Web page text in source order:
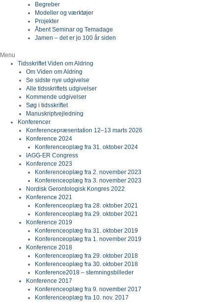
Begreber
Modeller og værktøjer
Projekter
Åbent Seminar og Temadage
Jamen – det er jo 100 år siden
Menu
Tidsskriftet Viden om Aldring
Om Viden om Aldring
Se sidste nye udgivelse
Alle tidsskriftets udgivelser
Kommende udgivelser
Søg i tidsskriftet
Manuskriptvejledning
Konferencer
Konferencepræsentation 12–13 marts 2026
Konference 2024
Konferenceoplæg fra 31. oktober 2024
IAGG-ER Congress
Konference 2023
Konferenceoplæg fra 2. november 2023
Konferenceoplæg fra 3. november 2023
Nordisk Gerontologisk Kongres 2022
Konference 2021
Konferenceoplæg fra 28. oktober 2021
Konferenceoplæg fra 29. oktober 2021
Konference 2019
Konferenceoplæg fra 31. oktober 2019
Konferenceoplæg fra 1. november 2019
Konference 2018
Konferenceoplæg fra 29. oktober 2018
Konferenceoplæg fra 30. oktober 2018
Konference2018 – stemningsbilleder
Konference 2017
Konferenceoplæg fra 9. november 2017
Konferenceoplæg fra 10. nov. 2017